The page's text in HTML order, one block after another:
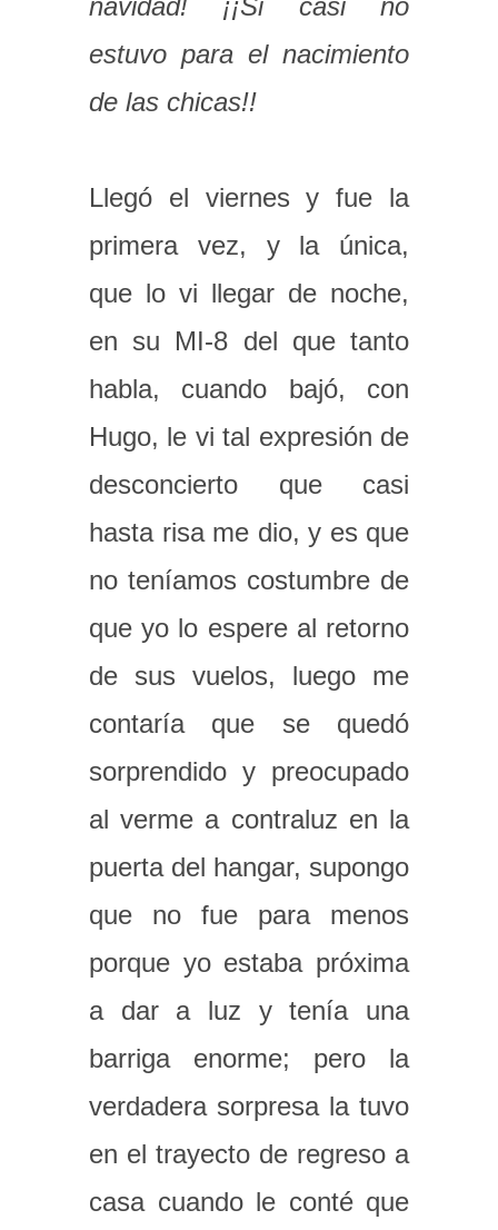
navidad! ¡¡Si casi no
estuvo para el nacimiento
de las chicas!!
Llegó el viernes y fue la
primera vez, y la única,
que lo vi llegar de noche,
en su MI-8 del que tanto
habla, cuando bajó, con
Hugo, le vi tal expresión de
desconcierto que casi
hasta risa me dio, y es que
no teníamos costumbre de
que yo lo espere al retorno
de sus vuelos, luego me
contaría que se quedó
sorprendido y preocupado
al verme a contraluz en la
puerta del hangar, supongo
que no fue para menos
porque yo estaba próxima
a dar a luz y tenía una
barriga enorme; pero la
verdadera sorpresa la tuvo
en el trayecto de regreso a
casa cuando le conté que